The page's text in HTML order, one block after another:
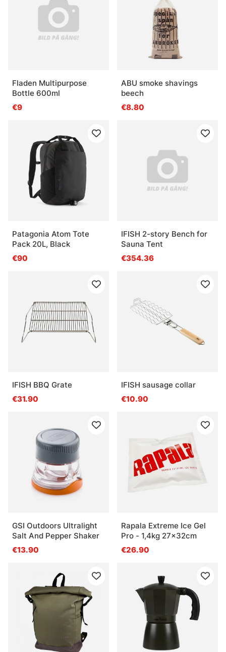
Fladen Multipurpose
Bottle 600ml
€9
ABU smoke shavings
beech
€8.80
Patagonia Atom Tote
Pack 20L, Black
€90
IFISH 2-story Bench for
Sauna Tent
€354.36
IFISH BBQ Grate
€31.90
IFISH sausage collar
€10.90
GSI Outdoors Ultralight
Salt And Pepper Shaker
€13.90
Rapala Extreme Ice Gel
Pro - 1,4kg 27x32cm
€26.90